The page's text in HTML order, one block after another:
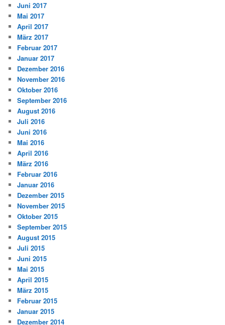
Juni 2017
Mai 2017
April 2017
März 2017
Februar 2017
Januar 2017
Dezember 2016
November 2016
Oktober 2016
September 2016
August 2016
Juli 2016
Juni 2016
Mai 2016
April 2016
März 2016
Februar 2016
Januar 2016
Dezember 2015
November 2015
Oktober 2015
September 2015
August 2015
Juli 2015
Juni 2015
Mai 2015
April 2015
März 2015
Februar 2015
Januar 2015
Dezember 2014